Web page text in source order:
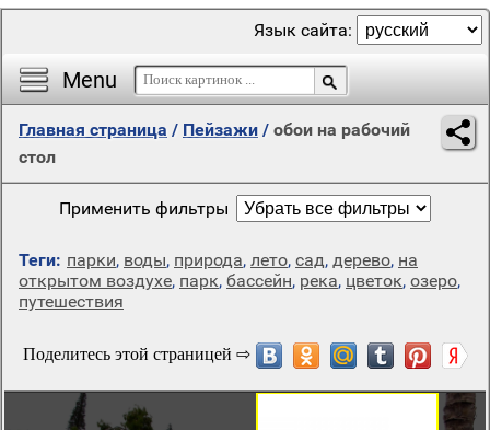
Menu
Язык сайта:
Главная страница / Пейзажи / обои на рабочий
стол
Применить фильтры
Теги: парки, воды, природа, лето, сад, дерево, на
открытом воздухе, парк, бассейн, река, цветок, озеро,
путешествия